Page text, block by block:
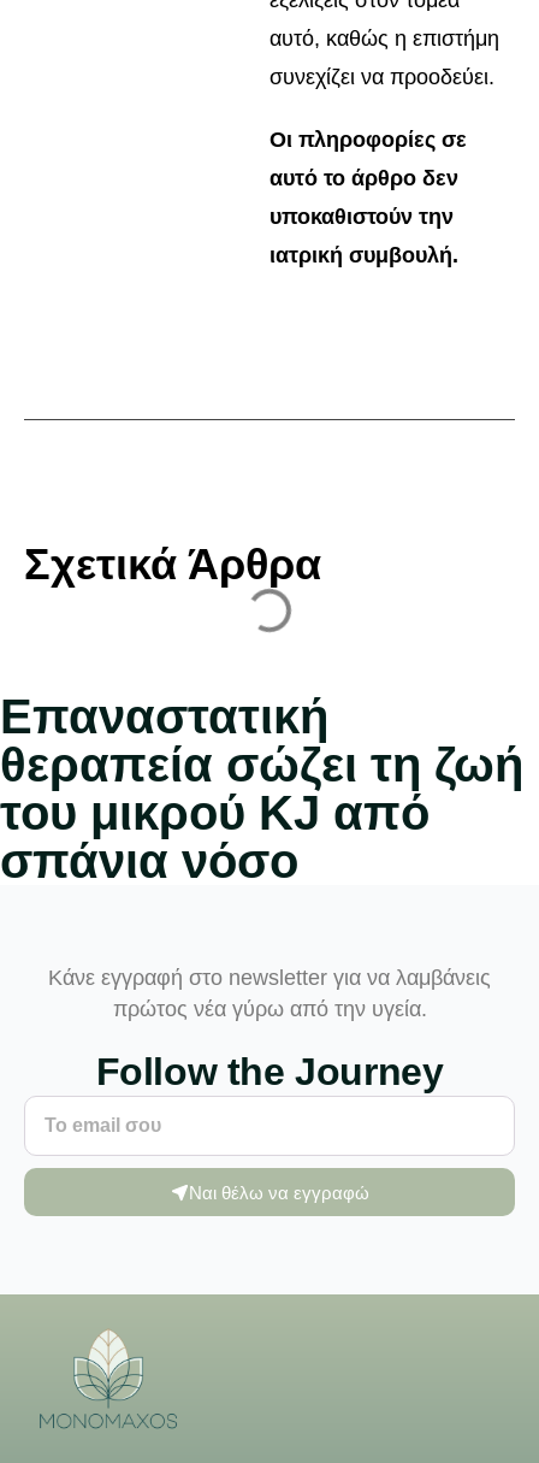
αυτό, καθώς η επιστήμη
συνεχίζει να προοδεύει.
Οι πληροφορίες σε
αυτό το άρθρο δεν
υποκαθιστούν την
ιατρική συμβουλή.
Σχετικά Άρθρα
Επαναστατική
θεραπεία σώζει τη ζωή
του μικρού KJ από
σπάνια νόσο
Κάνε εγγραφή στο newsletter για να λαμβάνεις
πρώτος νέα γύρω από την υγεία.
Follow the Journey
Ναι θέλω να εγγραφώ